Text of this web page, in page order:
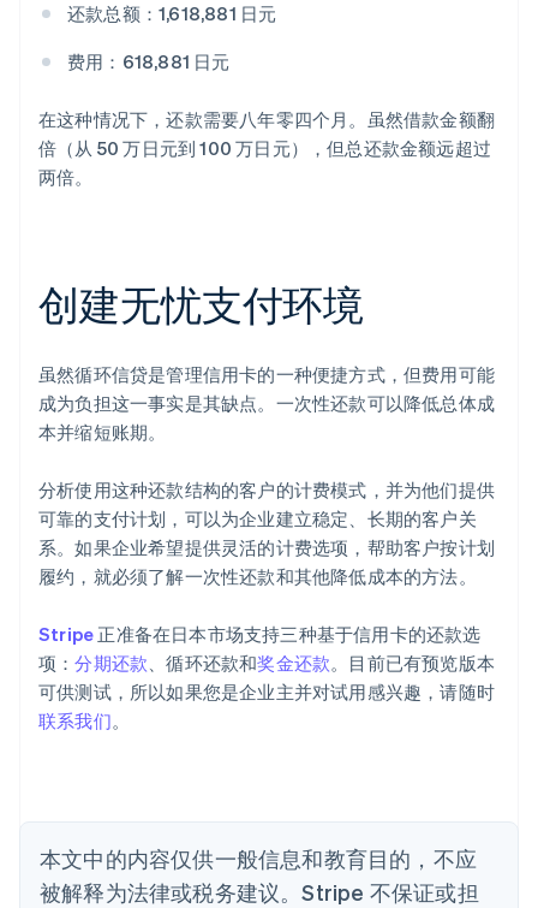
还款总额：1,618,881 日元
费用：618,881 日元
在这种情况下，还款需要八年零四个月。虽然借款金额翻
倍（从 50 万日元到 100 万日元），但总还款金额远超过
两倍。
创建无忧支付环境
虽然循环信贷是管理信用卡的一种便捷方式，但费用可能
成为负担这一事实是其缺点。一次性还款可以降低总体成
本并缩短账期。
分析使用这种还款结构的客户的计费模式，并为他们提供
可靠的支付计划，可以为企业建立稳定、长期的客户关
系。如果企业希望提供灵活的计费选项，帮助客户按计划
履约，就必须了解一次性还款和其他降低成本的方法。
Stripe 正准备在日本市场支持三种基于信用卡的还款选
项：分期还款、循环还款和奖金还款。目前已有预览版本
可供测试，所以如果您是企业主并对试用感兴趣，请随时
联系我们。
本文中的内容仅供一般信息和教育目的，不应
被解释为法律或税务建议。Stripe 不保证或担
阿联酋
English
English
爱沙尼亚
English
奥地利
DeutschEnglish
English
巴西
PortuguêsEnglish
保加利亚
English
丹麦
德国